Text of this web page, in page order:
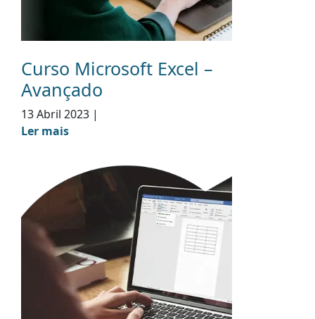
Curso Microsoft Excel –
Avançado
13 Abril 2023 |
Ler mais